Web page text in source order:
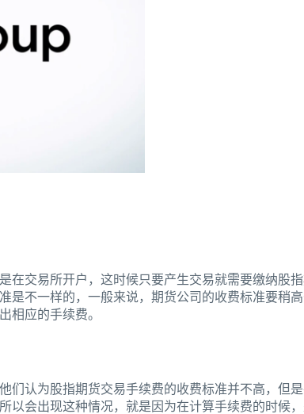
交易所开户，这时候只要产生交易就需要缴纳股指
是不一样的，一般来说，期货公司的收费标准要稍
相应的手续费。
们认为股指期货交易手续费的收费标准并不高，但
以会出现这种情况，就是因为在计算手续费的时候